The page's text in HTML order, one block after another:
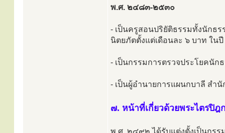
พ.ศ. ๒๔๘๓-๒๕๓๐
- เป็นครูสอนปริยัติธรรมทั้งนักธ
นิตยภัตตั้งแต่เดือนละ ๖ บาท ใ
- เป็นกรรมการตรวจประโยคนั
- เป็นผู้อำนายการแผนกบาลี สำ
๗. หน้าที่เกี่ยวด้วยพระไตรปิฎ
พ.ศ. ๒๔๙๒ ได้รับแต่งตั้งเป็นกร